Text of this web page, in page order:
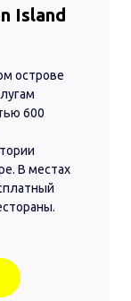
острове
600
В местах
Island